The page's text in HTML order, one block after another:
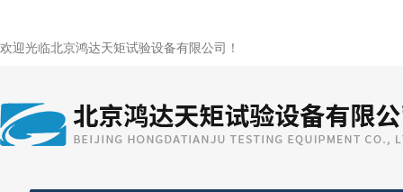
欢迎光临北京鸿达天矩试验设备有限公司！